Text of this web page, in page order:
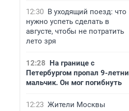
12:30 В уходящий поезд: что
нужно успеть сделать в
августе, чтобы не потратить
лето зря
12:28 На границе с
Петербургом пропал 9-
мальчик. Он мог погибнуть
12:23 Жители Москвы